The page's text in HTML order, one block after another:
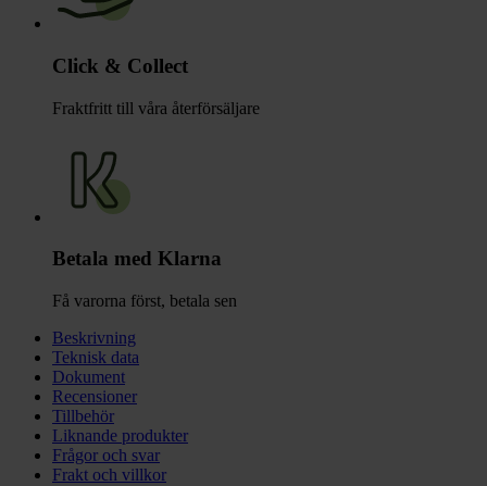
Click & Collect
Fraktfritt till våra återförsäljare
Betala med Klarna
Få varorna först, betala sen
Beskrivning
Teknisk data
Dokument
Recensioner
Tillbehör
Liknande produkter
Frågor och svar
Frakt och villkor